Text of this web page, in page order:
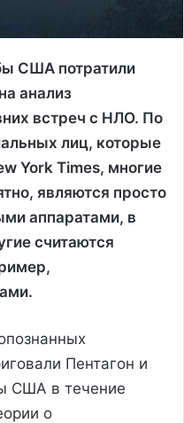
США потратили
анализ
встреч с НЛО. По
лиц, которые
York Times, многие
являются просто
аппаратами, в
считаются
Пентагон и
США в течение
о